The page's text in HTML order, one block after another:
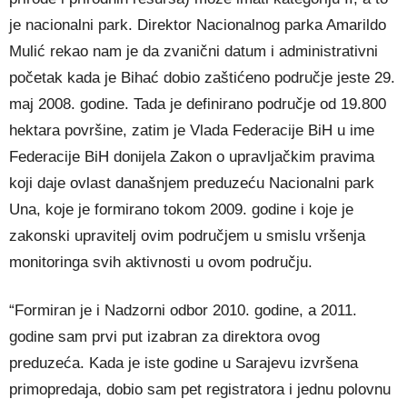
je nacionalni park. Direktor Nacionalnog parka Amarildo
Mulić rekao nam je da zvanični datum i administrativni
početak kada je Bihać dobio zaštićeno područje jeste 29.
maj 2008. godine. Tada je definirano područje od 19.800
hektara površine, zatim je Vlada Federacije BiH u ime
Federacije BiH donijela Zakon o upravljačkim pravima
koji daje ovlast današnjem preduzeću Nacionalni park
Una, koje je formirano tokom 2009. godine i koje je
zakonski upravitelj ovim područjem u smislu vršenja
monitoringa svih aktivnosti u ovom području.
“Formiran je i Nadzorni odbor 2010. godine, a 2011.
godine sam prvi put izabran za direktora ovog
preduzeća. Kada je iste godine u Sarajevu izvršena
primopredaja, dobio sam pet registratora i jednu polovnu